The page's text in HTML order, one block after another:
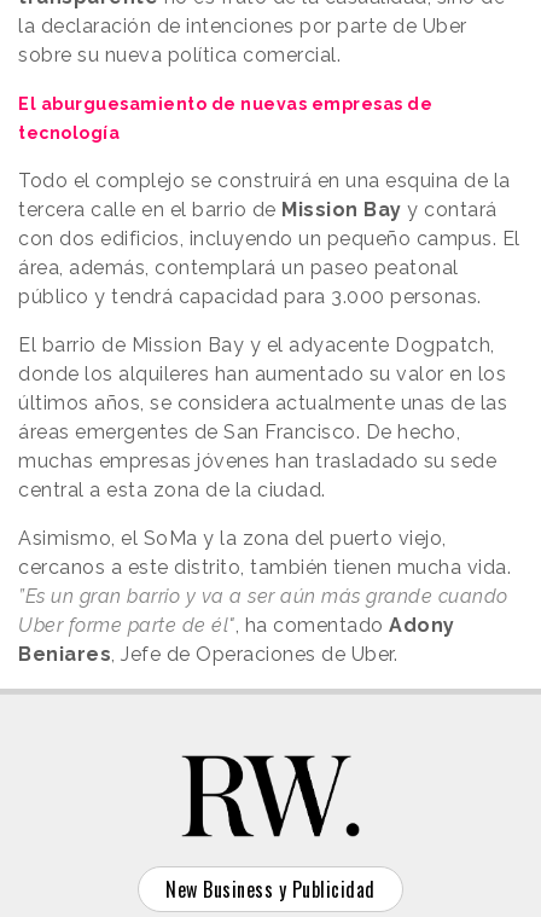
la declaración de intenciones por parte de Uber
sobre su nueva política comercial.
El aburguesamiento de nuevas empresas de
tecnología
Todo el complejo se construirá en una esquina de la
tercera calle en el barrio de Mission Bay y contará
con dos edificios, incluyendo un pequeño campus. El
área, además, contemplará un paseo peatonal
público y tendrá capacidad para 3.000 personas.
El barrio de Mission Bay y el adyacente Dogpatch,
donde los alquileres han aumentado su valor en los
últimos años, se considera actualmente unas de las
áreas emergentes de San Francisco. De hecho,
muchas empresas jóvenes han trasladado su sede
central a esta zona de la ciudad.
Asimismo, el SoMa y la zona del puerto viejo,
cercanos a este distrito, también tienen mucha vida.
”Es un gran barrio y va a ser aún más grande cuando
Uber forme parte de él" , ha comentado Adony
Beniares , Jefe de Operaciones de Uber.
New Business y Publicidad